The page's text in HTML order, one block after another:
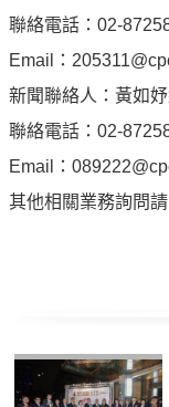
網
站
覽
意
信
題
聯絡電話：02-
Email：
新聞聯絡人：黃如
聯絡電話：02-
Email：
其他相關業務詢問